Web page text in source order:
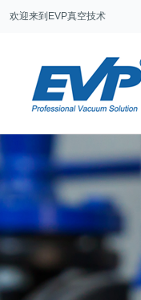
欢迎来到EVP真空技术